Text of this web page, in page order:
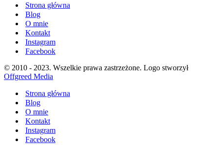
Strona główna
Blog
O mnie
Kontakt
Instagram
Facebook
© 2010 - 2023. Wszelkie prawa zastrzeżone. Logo stworzył
Offgreed Media
Strona główna
Blog
O mnie
Kontakt
Instagram
Facebook